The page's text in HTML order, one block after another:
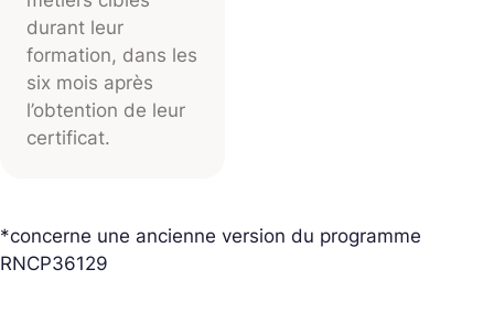
durant leur
formation, dans les
six mois après
l’obtention de leur
certificat.
*concerne une ancienne version du programme
RNCP36129